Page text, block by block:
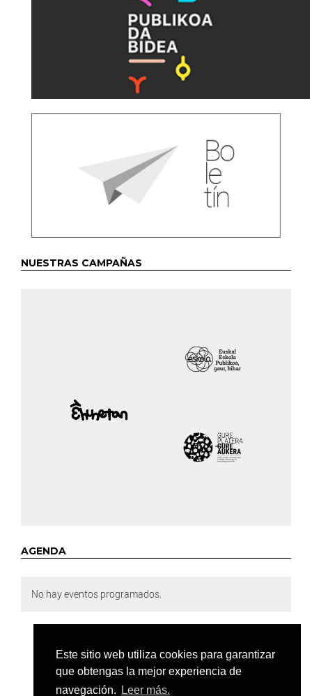
Este sitio web utiliza cookies para garantizar
que obtengas la mejor experiencia de
navegación.
Leer más.
NUESTRAS CAMPAÑAS
AGENDA
No hay eventos programados.